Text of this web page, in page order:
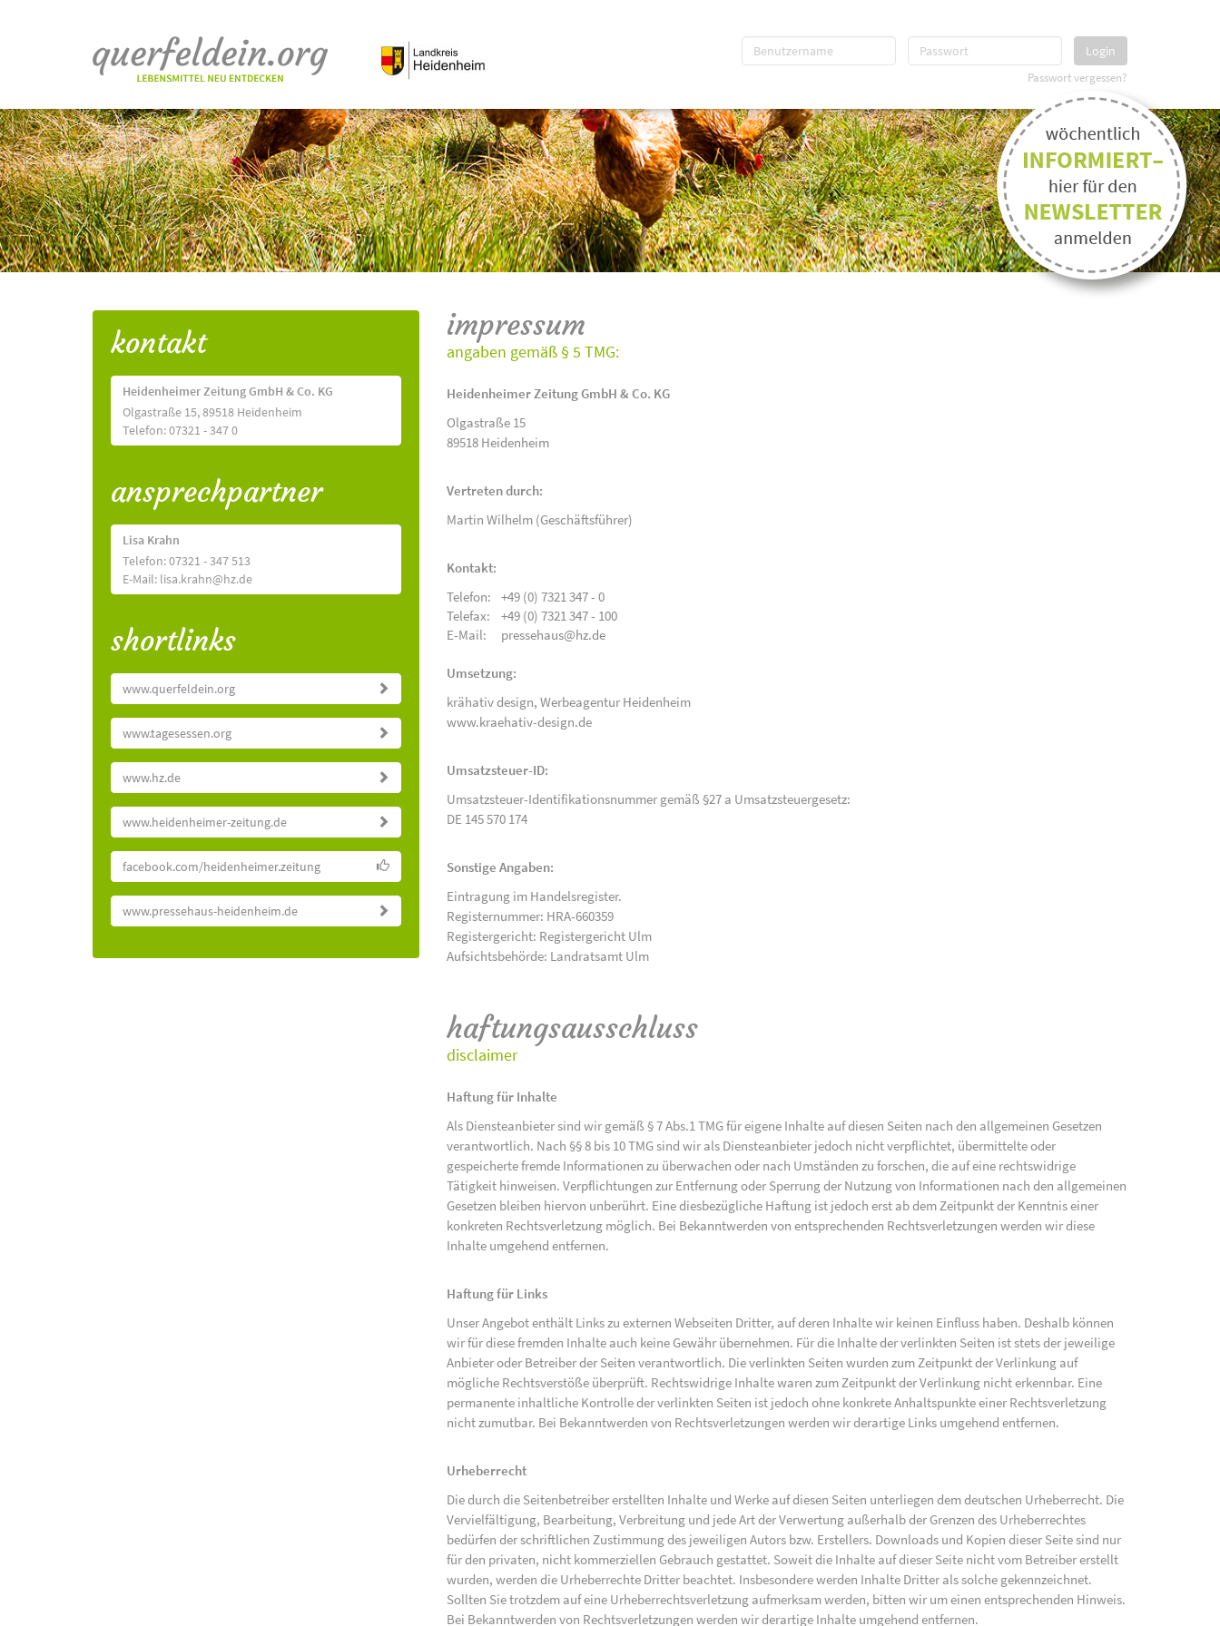
Login
Passwort vergessen?
kontakt
Heidenheimer Zeitung GmbH & Co. KG
Olgastraße 15, 89518 Heidenheim
Telefon: 07321 - 347 0
ansprechpartner
Lisa Krahn
Telefon: 07321 - 347 513
E-Mail: lisa.krahn@hz.de
shortlinks
www.querfeldein.org
www.tagesessen.org
www.hz.de
www.heidenheimer-zeitung.de
facebook.com/heidenheimer.zeitung
www.pressehaus-heidenheim.de
impressum
angaben gemäß § 5 TMG:
Heidenheimer Zeitung GmbH & Co. KG
Olgastraße 15
89518 Heidenheim
Vertreten durch:
Martin Wilhelm (Geschäftsführer)
Kontakt:
Telefon:
+49 (0) 7321 347 - 0
Telefax:
+49 (0) 7321 347 - 100
E-Mail:
pressehaus@hz.de
Umsetzung:
krähativ design, Werbeagentur Heidenheim
www.kraehativ-design.de
Umsatzsteuer-ID:
Umsatzsteuer-Identifikationsnummer gemäß §27 a Umsatzsteuergesetz:
DE 145 570 174
Sonstige Angaben:
Eintragung im Handelsregister.
Registernummer: HRA-660359
Registergericht: Registergericht Ulm
Aufsichtsbehörde: Landratsamt Ulm
haftungsausschluss
disclaimer
Haftung für Inhalte
Als Diensteanbieter sind wir gemäß § 7 Abs.1 TMG für eigene Inhalte auf diesen Seiten nach den allgemeinen Gesetzen
verantwortlich. Nach §§ 8 bis 10 TMG sind wir als Diensteanbieter jedoch nicht verpflichtet, übermittelte oder
gespeicherte fremde Informationen zu überwachen oder nach Umständen zu forschen, die auf eine rechtswidrige
Tätigkeit hinweisen. Verpflichtungen zur Entfernung oder Sperrung der Nutzung von Informationen nach den allgemeinen
Gesetzen bleiben hiervon unberührt. Eine diesbezügliche Haftung ist jedoch erst ab dem Zeitpunkt der Kenntnis einer
konkreten Rechtsverletzung möglich. Bei Bekanntwerden von entsprechenden Rechtsverletzungen werden wir diese
Inhalte umgehend entfernen.
Haftung für Links
Unser Angebot enthält Links zu externen Webseiten Dritter, auf deren Inhalte wir keinen Einfluss haben. Deshalb können
wir für diese fremden Inhalte auch keine Gewähr übernehmen. Für die Inhalte der verlinkten Seiten ist stets der jeweilige
Anbieter oder Betreiber der Seiten verantwortlich. Die verlinkten Seiten wurden zum Zeitpunkt der Verlinkung auf
mögliche Rechtsverstöße überprüft. Rechtswidrige Inhalte waren zum Zeitpunkt der Verlinkung nicht erkennbar. Eine
permanente inhaltliche Kontrolle der verlinkten Seiten ist jedoch ohne konkrete Anhaltspunkte einer Rechtsverletzung
nicht zumutbar. Bei Bekanntwerden von Rechtsverletzungen werden wir derartige Links umgehend entfernen.
Urheberrecht
Die durch die Seitenbetreiber erstellten Inhalte und Werke auf diesen Seiten unterliegen dem deutschen Urheberrecht. Die
Vervielfältigung, Bearbeitung, Verbreitung und jede Art der Verwertung außerhalb der Grenzen des Urheberrechtes
bedürfen der schriftlichen Zustimmung des jeweiligen Autors bzw. Erstellers. Downloads und Kopien dieser Seite sind nur
für den privaten, nicht kommerziellen Gebrauch gestattet. Soweit die Inhalte auf dieser Seite nicht vom Betreiber erstellt
wurden, werden die Urheberrechte Dritter beachtet. Insbesondere werden Inhalte Dritter als solche gekennzeichnet.
Sollten Sie trotzdem auf eine Urheberrechtsverletzung aufmerksam werden, bitten wir um einen entsprechenden Hinweis.
Bei Bekanntwerden von Rechtsverletzungen werden wir derartige Inhalte umgehend entfernen.